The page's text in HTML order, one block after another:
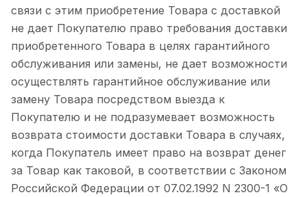
связи с этим приобретение Товара с доставкой
не дает Покупателю право требования доставки
приобретенного Товара в целях гарантийного
обслуживания или замены, не дает возможности
осуществлять гарантийное обслуживание или
замену Товара посредством выезда к
Покупателю и не подразумевает возможность
возврата стоимости доставки Товара в случаях,
когда Покупатель имеет право на возврат денег
за Товар как таковой, в соответствии с Законом
Российской Федерации от 07.02.1992 N 2300-1 «О